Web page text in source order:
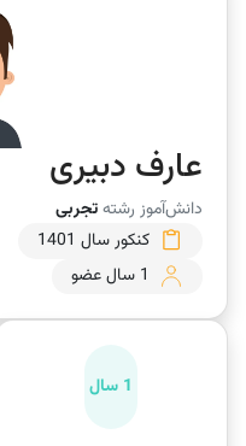
عارف دبیری
دانش‌آموز رشتهتجربی
کنکور سال 1401
1 سال عضو
1 سال